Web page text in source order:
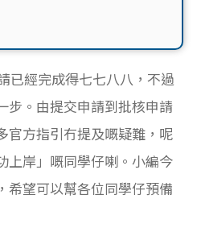
已經完成得七七八八，不過
步。由提交申請到批核申請
官方指引冇提及嘅疑難，呢
上岸」嘅同學仔喇。小編今
希望可以幫各位同學仔預備